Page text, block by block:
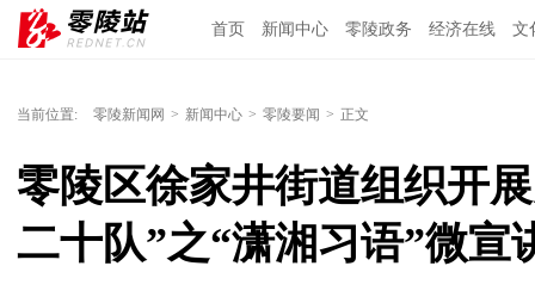
首页 新闻中心 零陵政务 经济在线 文
当前位置: 零陵新闻网 > 新闻中心 > 零陵要闻 > 正文
零陵区徐家井街道组织开
二十队”之“潇湘习语”微宣